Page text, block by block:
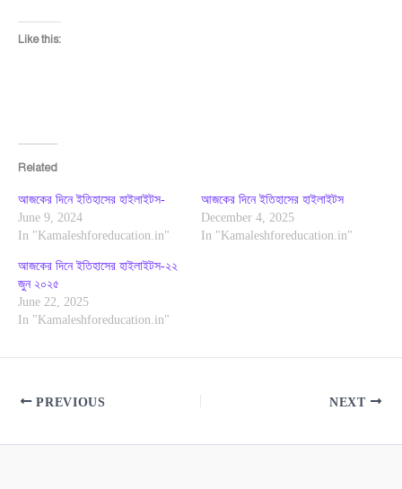
Like this:
Related
আজকের দিনে ইতিহাসের হাইলাইটস-
June 9, 2024
In "Kamaleshforeducation.in"
আজকের দিনে ইতিহাসের হাইলাইটস
December 4, 2025
In "Kamaleshforeducation.in"
আজকের দিনে ইতিহাসের হাইলাইটস-২২
জুন ২০২৫
June 22, 2025
In "Kamaleshforeducation.in"
PREVIOUS NEXT